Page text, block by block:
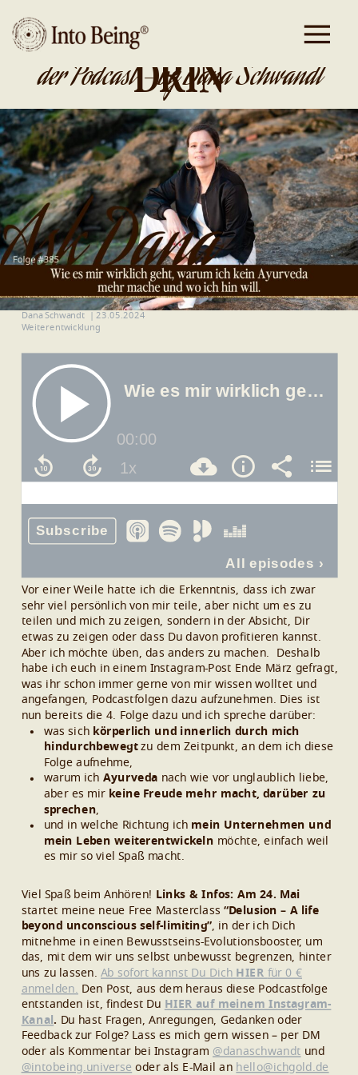
DA IST GOLD
DRIN
der Podcast - by Dana Schwandt
Dana Schwandt
23.05.2024
Weiterentwicklung
Vor einer Weile hatte ich die Erkenntnis, dass ich zwar
sehr viel persönlich von mir teile, aber nicht um es zu
teilen und mich zu zeigen, sondern in der Absicht, Dir
etwas zu zeigen oder dass Du davon profitieren kannst.
Aber ich möchte üben, das anders zu machen.
Deshalb
habe ich euch in einem Instagram-Post Ende März gefragt,
was ihr schon immer gerne von mir wissen wolltet und
angefangen, Podcastfolgen dazu aufzunehmen. Dies ist
nun bereits die 4. Folge dazu und ich spreche darüber:
was sich körperlich und innerlich durch mich
hindurchbewegtzu dem Zeitpunkt, an dem ich diese
Folge aufnehme,
warum ich Ayurveda nach wie vor unglaublich liebe,
aber es mir keine Freude mehr macht, darüber zu
sprechen
und in welche Richtung ich mein Unternehmen und
mein Leben weiterentwickeln möchte, einfach weil
es mir so viel Spaß macht.
Viel Spaß beim Anhören! Links & Infos: Am 24. Mai
startet meine neue Free Masterclass “Delusion – A life
beyond unconscious self-limiting”,
in der ich Dich
mitnehme in einen Bewusstseins-Evolutionsbooster, um
das, mit dem wir uns selbst unbewusst begrenzen, hinter
uns zu lassen.Ab sofort kannst Du Dich HIER für 0 €
anmelden.
Den Post, aus dem heraus diese Podcastfolge
entstanden ist, findest Du HIER auf meinem Instagram-
Kanal . Du hast Fragen, Anregungen, Gedanken oder
Feedback zur Folge? Lass es mich gern wissen – per DM
oder als Kommentar beiInstagram @danaschwandt und
@intobeing.universe oder als E-Mail an hello@ichgold.de